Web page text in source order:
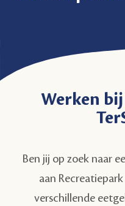
Werken
Ben jij op zoek naar
aan
verschillende